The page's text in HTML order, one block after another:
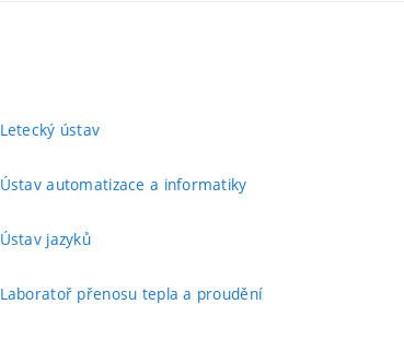
Letecký ústav
Ústav automatizace a informatiky
Ústav jazyků
Laboratoř přenosu tepla a proudění